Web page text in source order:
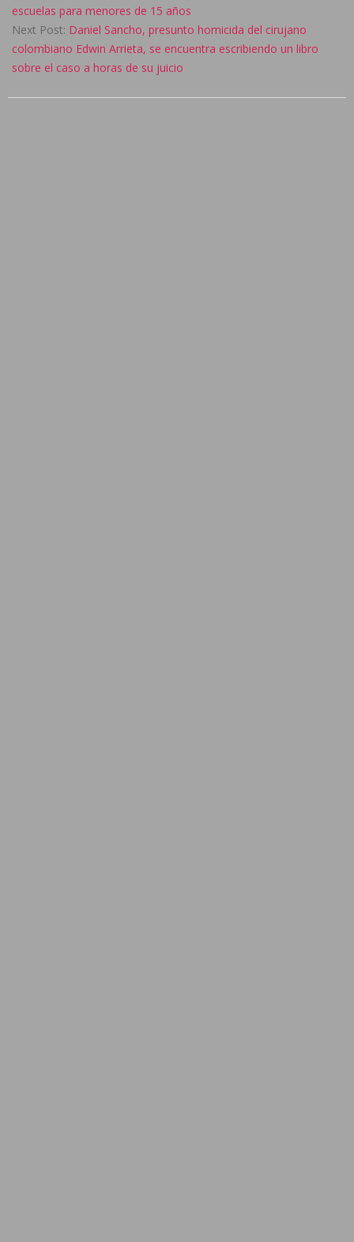
28
escuelas para menores de 15 años
Next Post: Daniel Sancho, presunto homicida del cirujano
colombiano Edwin Arrieta, se encuentra escribiendo un libro
sobre el caso a horas de su juicio